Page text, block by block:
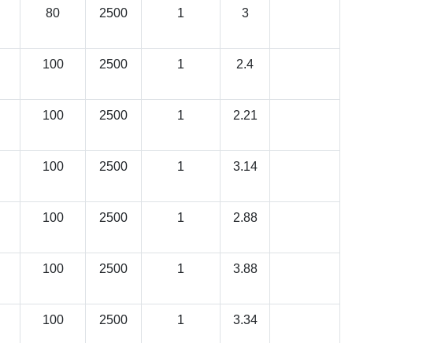
80 2500 1 3
100 2500 1 2.4
100 2500 1 2.21
100 2500 1 3.14
100 2500 1 2.88
100 2500 1 3.88
100 2500 1 3.34